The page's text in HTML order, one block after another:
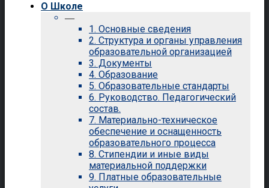
О Школе
—
1. Основные сведения
2. Структура и органы управления
образовательной организацией
3. Документы
4. Образование
5. Образовательные стандарты
6. Руководство. Педагогический
состав.
7. Материально-техническое
обеспечение и оснащенность
образовательного процесса
8. Стипендии и иные виды
материальной поддержки
9. Платные образовательные